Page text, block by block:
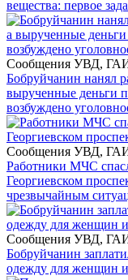
вещества: первое
Сообщения УВД,
Бобруйчанин нанял
вырученные деньги
возбуждено
Сообщения УВД,
Работники МЧС
Георгиевском
чрезвычайным
Сообщения УВД,
Бобруйчанин
одежду для женщин и